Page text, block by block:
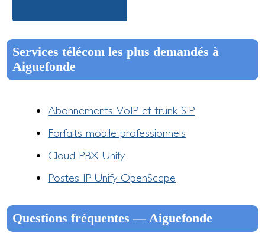
Services télécom les plus demandés à
Aiguefonde
Abonnements VoIP et trunk SIP
Forfaits mobile professionnels
Cloud PBX Unify
Postes IP Unify OpenScape
Questions fréquentes — Aiguefonde